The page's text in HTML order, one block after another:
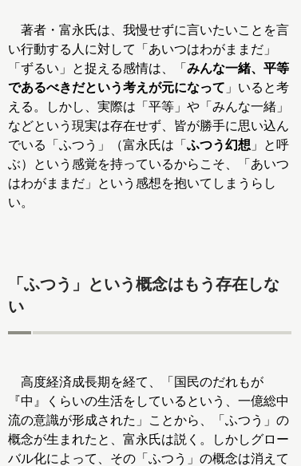
著者・富永氏は、我慢せずに言いたいことを言
い行動する人に対して「あいつはわがままだ」
「ずるい」と捉える感情は、「 みんな一緒、平等
であるべきだという考えが元になって 」いると考
える。しかし、実際は「平等」や「みんな一緒」
などという現実は存在せず、皆が勝手に思い込ん
でいる「ふつう」（富永氏は「 ふつう幻想 」と呼
ぶ）という感覚を持っているからこそ、「あいつ
はわがままだ」という感想を抱いてしまうらし
い。
「ふつう」という概念はもう存在しな
い
高度経済成長期を経て、「国民のだれもが
『中』くらいの生活をしているという、一億総中
流の意識が形成された」ことから、「ふつう」の
概念が生まれたと、富永氏は説く。しかしグロー
バル化によって、その「ふつう」の概念は消えて